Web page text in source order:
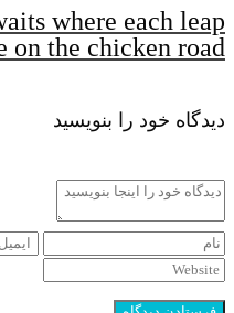
where each leap
on the chicken road.
دیدگاه خود را بنویسید